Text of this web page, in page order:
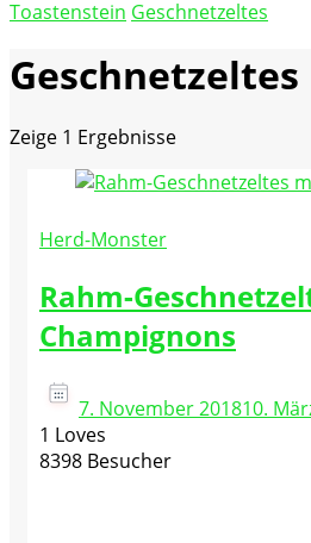
Toastenstein Geschnetzeltes
Geschnetzeltes
Zeige 1 Ergebnisse
Herd-Monster
Rahm-
Champignons
7. November 201810.
1 Loves
8398 Besucher